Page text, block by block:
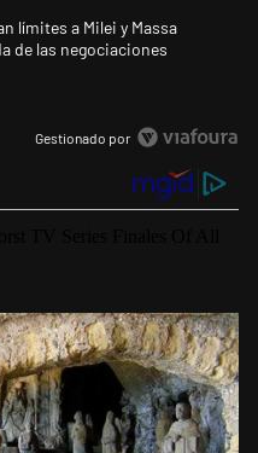
gobernadores marcan
límites a Milei y Massa
de las negociaciones
Gestionado por